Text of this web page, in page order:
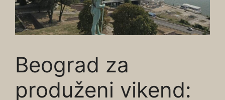
Beograd za
produženi vikend: